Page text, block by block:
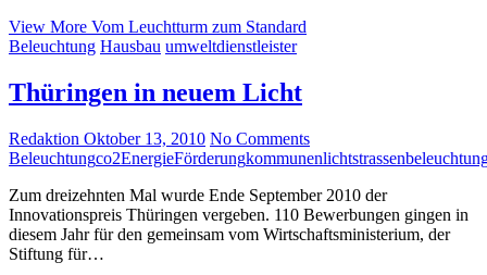
View More Vom Leuchtturm zum Standard
Beleuchtung Hausbau umweltdienstleister
Thüringen in neuem Licht
Redaktion Oktober 13, 2010 No Comments
Beleuchtungco2EnergieFörderungkommunenlicht
Zum dreizehnten Mal wurde Ende September 2010 der
Innovationspreis Thüringen vergeben. 110 Bewerbungen gingen in
diesem Jahr für den gemeinsam vom Wirtschaftsministerium, der
Stiftung für…